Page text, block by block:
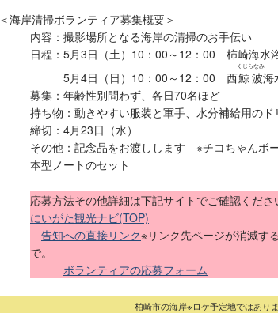
＜海岸清掃ボランティア募集概要＞
内容：撮影場所となる海岸の清掃のお手伝い
日程：5月3日（土）10：00～12：00 柿崎海水
5月4日（日）10：00～12：00 西鯨波
くじらなみ
海
募集：年齢性別問わず、各日70名ほど
持ち物：動きやすい服装と軍手、水分補給用のド
締切：4月23日（水）
その他：記念品をお渡しします ※チコちゃんボ
本型ノートのセット
応募方法その他詳細は下記サイトでご確認くださ
にいがた観光ナビ(TOP)
告知への直接リンク※リンク先ページが消滅す
で。
ボランティアの応募フォーム
柏崎市の海岸※ロケ予定地ではあり